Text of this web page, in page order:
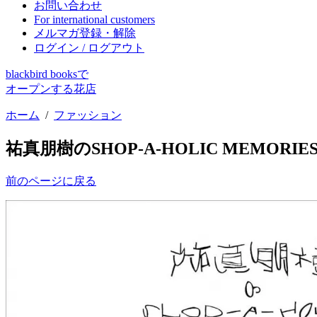
お問い合わせ
For international customers
メルマガ登録・解除
ログイン / ログアウト
blackbird booksで
オープンする花店
ホーム / ファッション
祐真朋樹のSHOP-A-HOLIC
前のページに戻る